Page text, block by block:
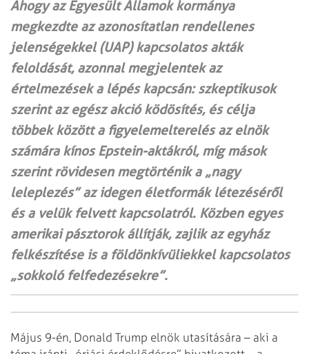
Ahogy az Egyesült Államok kormánya
megkezdte az azonosítatlan rendellenes
jelenségekkel (UAP) kapcsolatos akták
feloldását, azonnal megjelentek az
értelmezések a lépés kapcsán: szkeptikusok
szerint az egész akció ködösítés, és célja
többek között a figyelemelterelés az elnök
számára kínos Epstein-aktákról, míg mások
szerint rövidesen megtörténik a „nagy
leleplezés” az idegen életformák létezéséről
és a velük felvett kapcsolatról. Közben egyes
amerikai pásztorok állítják, zajlik az egyház
felkészítése is a földönkívüliekkel kapcsolatos
„sokkoló felfedezésekre”.
Május 9-én, Donald Trump elnök utasítására – aki a